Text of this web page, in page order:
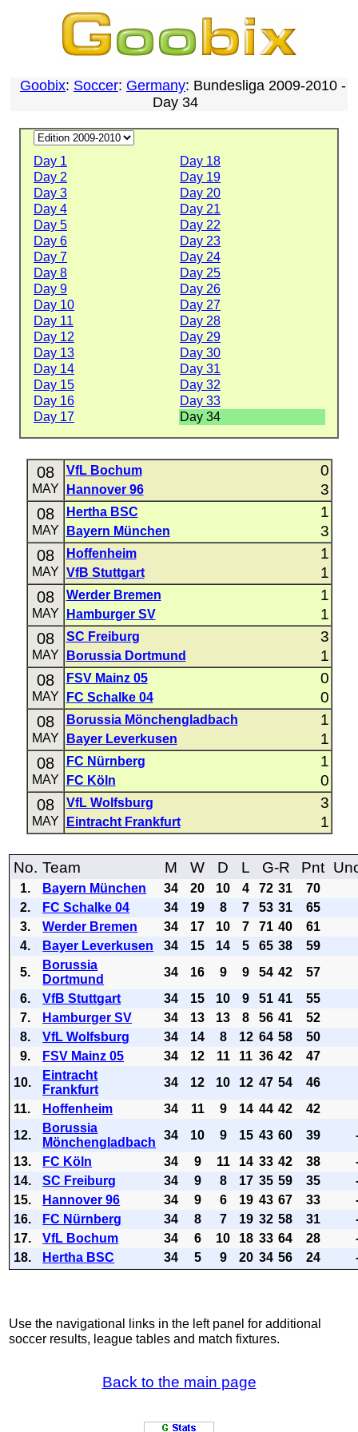
Goobix: Soccer: Germany: Bundesliga 2009-2010 -
Day 34
Day 1
Day 18
Day 2
Day 19
Day 3
Day 20
Day 4
Day 21
Day 5
Day 22
Day 6
Day 23
Day 7
Day 24
Day 8
Day 25
Day 9
Day 26
Day 10
Day 27
Day 11
Day 28
Day 12
Day 29
Day 13
Day 30
Day 14
Day 31
Day 15
Day 32
Day 16
Day 33
Day 17
Day 34
08
MAY
VfL Bochum 0
Hannover 96 3
08
MAY
Hertha BSC 1
Bayern München 3
08
MAY
Hoffenheim 1
VfB Stuttgart 1
08
MAY
Werder Bremen 1
Hamburger SV 1
08
MAY
SC Freiburg 3
Borussia Dortmund 1
08
MAY
FSV Mainz 05 0
FC Schalke 04 0
08
MAY
Borussia Mönchengladbach 1
Bayer Leverkusen 1
08
MAY
FC Nürnberg 1
FC Köln 0
08
MAY
VfL Wolfsburg 3
Eintracht Frankfurt 1
No. Team M W D L G-R Pnt
1. Bayern München 34 20 10 4 72 31 70
2.
FC Schalke 04 34 19 8 7 53 31 65
3.
Werder Bremen 34 17 10 7 71 40 61
4.
Bayer Leverkusen 34 15 14 5 65 38
59
5.
Borussia
Dortmund
34 16 9 9 54 42
57
6.
VfB Stuttgart 34 15 10 9 51 41
55
7.
Hamburger SV 34 13 13 8 56 41
52
8.
VfL Wolfsburg 34 14 8 12 64 58
50
9.
FSV Mainz 05 34 12 11 11 36 42
47
10.
Eintracht
Frankfurt
34 12 10 12 47 54
46
11.
Hoffenheim 34 11 9 14 44 42
42
12.
Borussia
Mönchengladbach
34 10 9 15 43 60 39
13.
FC Köln 34 9 11 14 33 42 38
14.
SC Freiburg 34 9 8 17 35 59 35
15.
Hannover 96 34 9 6 19 43 67 33
16.
FC Nürnberg 34 8 7 19 32 58 31
17.
VfL Bochum 34 6 10 18 33 64 28
18.
Hertha BSC 34 5 9 20 34 56 24
Use the navigational links in the left panel for additional
soccer results, league tables and match fixtures.
Back to the main page